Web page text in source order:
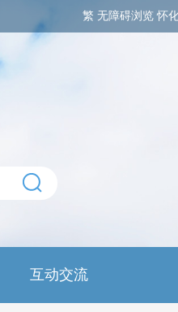
繁 无障碍浏览 怀
互动交流